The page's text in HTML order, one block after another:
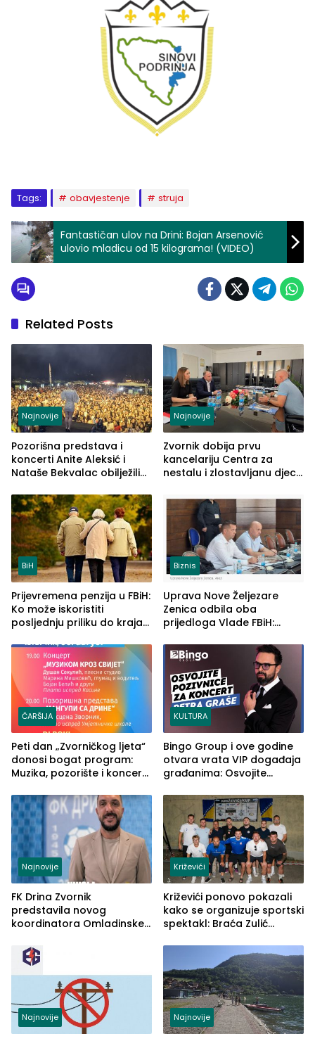
Tags: obavjestenje struja
Fantastičan ulov na Drini: Bojan Arsenović
ulovio mladicu od 15 kilograma! (VIDEO)
Related Posts
Najnovije
Pozorišna predstava i
koncerti Anite Aleksić i
Nataše Bekvalac obilježili
ljeta (FOTO)
Najnovije
Zvornik dobija prvu
kancelariju Centra za
nestalu i zlostavljanu djecu
BiH
Prijevremena penzija u FBiH:
Ko može iskoristiti
posljednju priliku do kraja
Biznis
Uprava Nove Željezare
Zenica odbila oba
prijedloga Vlade FBiH:
rješenje
ČARŠIJA
Peti dan „Zvorničkog ljeta“
donosi bogat program:
Muzika, pozorište i koncert
KULTURA
Bingo Group i ove godine
otvara vrata VIP događaja
građanima: Osvojite
Graše
Najnovije
FK Drina Zvornik
predstavila novog
koordinatora Omladinske
Križevići
Križevići ponovo pokazali
kako se organizuje sportski
spektakl: Braća Zulić
Najnovije Najnovije